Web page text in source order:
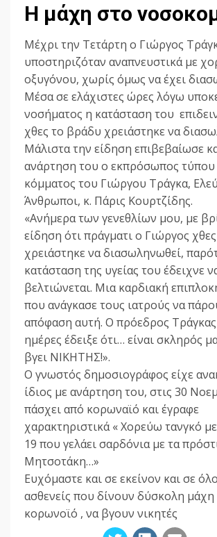
Η μάχη στο
Μέχρι την Τετάρτη ο Γιώργος
υποστηριζόταν αναπνευστικά με
οξυγόνου, χωρίς όμως να έχει
Μέσα σε ελάχιστες ώρες λόγω
νοσήματος η κατάσταση του
χθες το βράδυ χρειάστηκε να
Μάλιστα την είδηση επιβεβαίωσε
ανάρτηση του ο εκπρόσωπος τύπου
κόμματος του Γιώργου Τράγκα,
Άνθρωποι, κ. Πάρις Κουρτζίδης.
«Ανήμερα των γενεθλίων μου, με
είδηση ότι πράγματι ο Γιώργος
χρειάστηκε να διασωληνωθεί,
κατάσταση της υγείας του έδειχνε
βελτιώνεται. Μια καρδιακή
που ανάγκασε τους ιατρούς να
απόφαση αυτή. Ο πρόεδρος Τράγκας
ημέρες έδειξε ότι… είναι σκληρός
βγει ΝΙΚΗΤΗΣ!».
Ο γνωστός δημοσιογράφος είχε
ίδιος με ανάρτηση του, στις 30
πάσχει από κορωναϊό και έγραφε
χαρακτηριστικά « Χορεύω τανγκό
19 που γελάει σαρδόνια με τα
Μητσοτάκη…»
Ευχόμαστε και σε εκείνον και σε
ασθενείς που δίνουν δύσκολη μάχη
κορωνοϊό , να βγουν νικητές